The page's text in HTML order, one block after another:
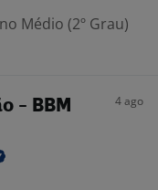
Médio (2º Grau)
- BBM
4 ago